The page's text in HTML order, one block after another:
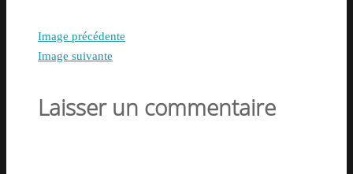
Image précédente
Image suivante
Laisser un commentaire